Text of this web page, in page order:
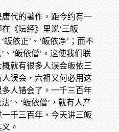
唐代的著作，距今约有一
《坛经》里说‘三皈
皈依正’、‘皈依净’；而不
、‘皈依僧’。这使我们联
就有很多人误会皈依三
误会，六祖又何必用这
人错会了。一千三百年
’、‘皈依僧’，就有人产
千三百年，今天讲三皈
。